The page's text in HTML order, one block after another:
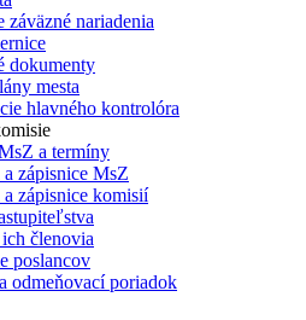
záväzné nariadenia
dokumenty
mesta
hlavného kontrolóra
a termíny
a zápisnice MsZ
a zápisnice komisií
členovia
poslancov
odmeňovací poriadok